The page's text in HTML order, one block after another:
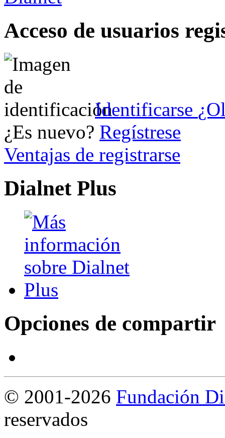
Acceso de usuarios
Identificarse
¿Es nuevo? Regístrese
Ventajas de registrarse
Dialnet Plus
Opciones de compartir
© 2001-2026 Fundación
reservados